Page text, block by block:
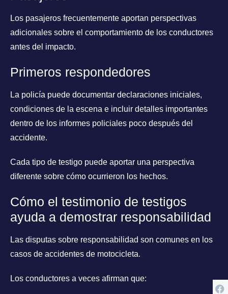
Los pasajeros frecuentemente aportan perspectivas
adicionales sobre el comportamiento de los conductores
antes del impacto.
Primeros respondedores
La policía puede documentar declaraciones iniciales,
condiciones de la escena e incluir detalles importantes
dentro de los informes policiales poco después del
accidente.
Cada tipo de testigo puede aportar una perspectiva
diferente sobre cómo ocurrieron los hechos.
Cómo el testimonio de testigos
ayuda a demostrar responsabilidad
Las disputas sobre responsabilidad son comunes en los
casos de accidentes de motocicleta.
Los conductores a veces afirman que: